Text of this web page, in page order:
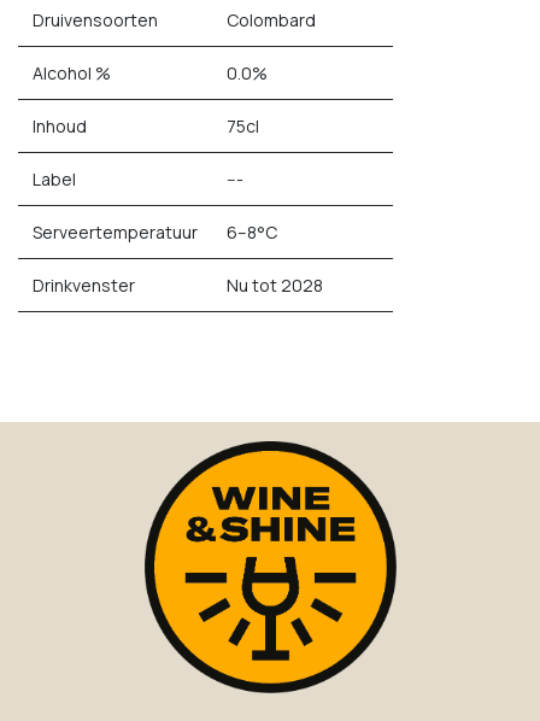
Druivensoorten Colombard
Alcohol % 0.0%
Inhoud 75cl
Label ---
Serveertemperatuur 6–8°C
Drinkvenster Nu tot 2028